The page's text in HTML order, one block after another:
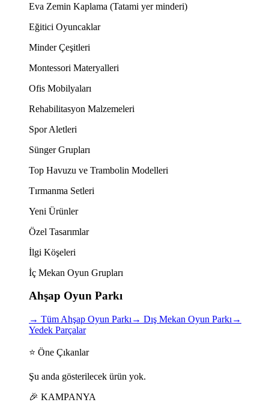
Eva Zemin Kaplama (Tatami yer minderi)
Eğitici Oyuncaklar
Minder Çeşitleri
Montessori Materyalleri
Ofis Mobilyaları
Rehabilitasyon Malzemeleri
Spor Aletleri
Sünger Grupları
Top Havuzu ve Trambolin Modelleri
Tırmanma Setleri
Yeni Ürünler
Özel Tasarımlar
İlgi Köşeleri
İç Mekan Oyun Grupları
Ahşap Oyun Parkı
→ Tüm Ahşap Oyun Parkı → Dış Mekan Oyun Parkı →
Yedek Parçalar
⭐ Öne Çıkanlar
Şu anda gösterilecek ürün yok.
🎉 KAMPANYA